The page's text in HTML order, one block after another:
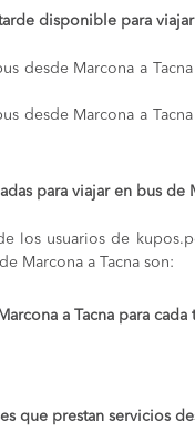
disponible para
desde Marcona a Tacna
desde Marcona a Tacna
para viajar en bus de
los usuarios de
Marcona a Tacna son:
a Tacna para cada
que prestan servicios